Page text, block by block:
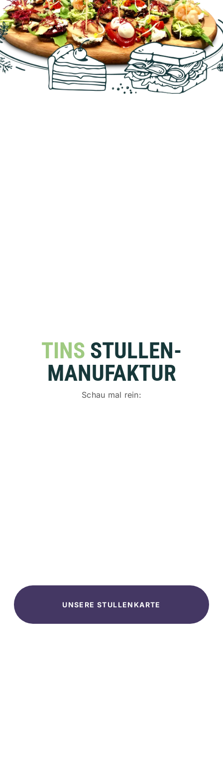
TINS STULLEN­
MANUFAKTUR
Schau mal rein:
UNSERE STULLENKARTE